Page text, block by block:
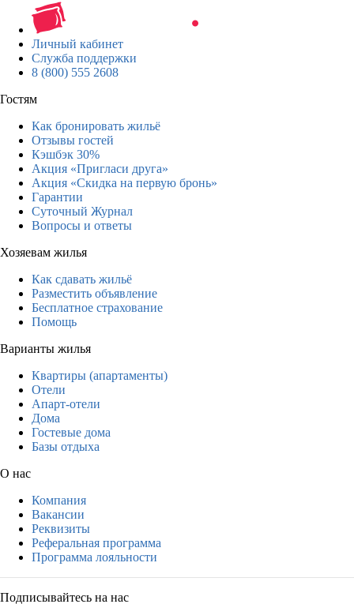
Личный кабинет
Служба поддержки
8 (800) 555 2608
Гостям
Как бронировать жильё
Отзывы гостей
Кэшбэк 30%
Акция «Пригласи друга»
Акция «Скидка на первую бронь»
Гарантии
Суточный Журнал
Вопросы и ответы
Хозяевам жилья
Как сдавать жильё
Разместить объявление
Бесплатное страхование
Помощь
Варианты жилья
Квартиры (апартаменты)
Отели
Апарт-отели
Дома
Гостевые дома
Базы отдыха
О нас
Компания
Вакансии
Реквизиты
Реферальная программа
Программа лояльности
Подписывайтесь на нас